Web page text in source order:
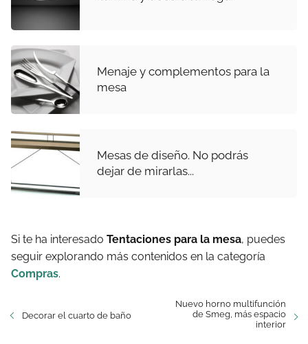
Menaje y complementos para la
mesa
Mesas de diseño. No podrás
dejar de mirarlas...
Si te ha interesado Tentaciones para la mesa, puedes
seguir explorando más contenidos en la categoría
Compras.
Decorar el cuarto de baño
Nuevo horno multifunción
de Smeg, más espacio
interior